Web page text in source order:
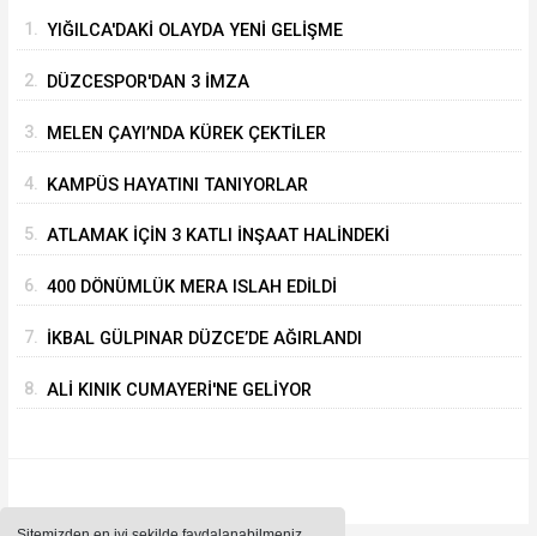
1. YIĞILCA'DAKİ OLAYDA YENİ GELİŞME
2. DÜZCESPOR'DAN 3 İMZA
3. MELEN ÇAYI’NDA KÜREK ÇEKTİLER
4. KAMPÜS HAYATINI TANIYORLAR
5. ATLAMAK İÇİN 3 KATLI İNŞAAT HALİNDEKİ
6. 400 DÖNÜMLÜK MERA ISLAH EDİLDİ
7. İKBAL GÜLPINAR DÜZCE’DE AĞIRLANDI
8. ALİ KINIK CUMAYERİ'NE GELİYOR